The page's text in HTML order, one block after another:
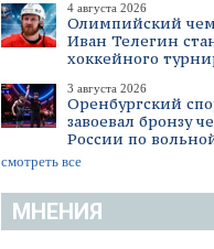
4 августа 2026
Олимпийский
Иван Телегин
хоккейного
3 августа 2026
Оренбургский
завоевал бронзу
России по
смотреть все
МНЕНИЯ